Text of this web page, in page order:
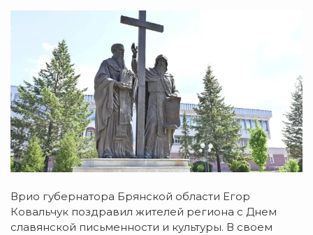
Врио губернатора Брянской области Егор
Ковальчук поздравил жителей региона с Днем
славянской письменности и культуры. В своем